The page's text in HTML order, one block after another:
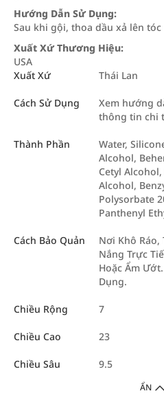
Hướng Dẫn Sử Dụng:
Sau khi gội, thoa dầu xả lên
Xuất Xứ Thương Hiệu:
USA
Xuất Xứ
Thái Lan
Cách Sử Dụng
Xem hướng
thông tin chi
Thành Phần
Water,
Alcohol,
Cetyl
Alcohol,
Polysorbate
Panthenyl
Cách Bảo Quản
Nơi Khô Ráo,
Nắng Trực
Hoặc Ẩm
Dụng.
Chiều Rộng 7
Chiều Cao 23
Chiều Sâu 9.5
ẨN